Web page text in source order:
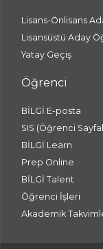
Lisans-Önlisans
Lisansüstü Aday
Yatay Geçiş
Öğrenci
BİLGİ E-posta
SIS (Öğrenci
BİLGİ Learn
Prep Online
BİLGİ Talent
Öğrenci İşleri
Akademik